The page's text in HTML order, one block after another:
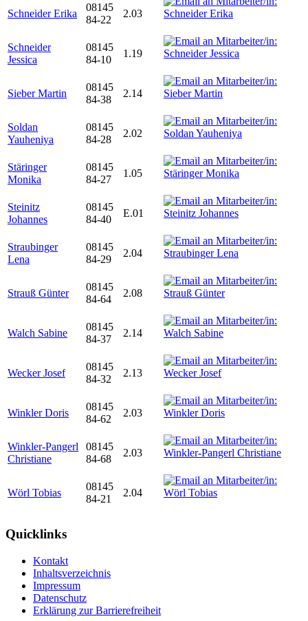
Schneider Erika
08145
84-22
2.03
Schneider
Jessica
08145
84-10
1.19
Sieber Martin
08145
84-38
2.14
Soldan
Yauheniya
08145
84-28
2.02
Stäringer
Monika
08145
84-27
1.05
Steinitz
Johannes
08145
84-40
E.01
Straubinger
Lena
08145
84-29
2.04
Strauß Günter
08145
84-64
2.08
Walch Sabine
08145
84-37
2.14
Wecker Josef
08145
84-32
2.13
Winkler Doris
08145
84-62
2.03
Winkler-Pangerl
Christiane
08145
84-68
2.03
Wörl Tobias
08145
84-21
2.04
Quicklinks
Kontakt
Inhaltsverzeichnis
Impressum
Datenschutz
Erklärung zur Barrierefreiheit